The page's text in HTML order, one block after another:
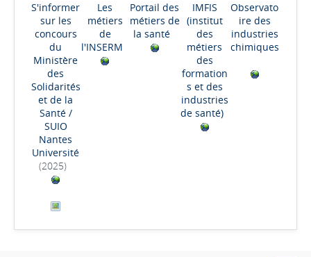
S'informer
sur les
concours
du
Ministère
des
Solidarités
et de la
Santé/
SUIO
Nantes
Université
(2025)
Les
métiers
de
l'INSERM
Portail des
métiers de
la santé
IMFIS
(institut
des
métiers
des
formation
s et des
industries
de santé)
Observato
ire des
industries
chimiques